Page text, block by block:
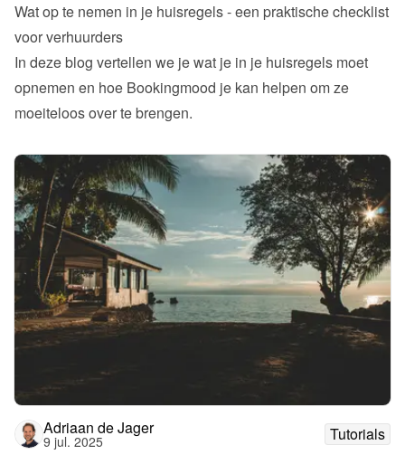
Wat op te nemen in je huisregels - een praktische checklist
voor verhuurders
In deze blog vertellen we je wat je in je huisregels moet
opnemen en hoe Bookingmood je kan helpen om ze
moeiteloos over te brengen.
Adriaan de Jager
9 jul. 2025
Tutorials